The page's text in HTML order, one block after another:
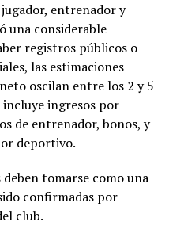
entrenador y
una considerable
registros públicos o
las estimaciones
oscilan entre los 2 y 5
ingresos por
de entrenador, bonos, y
deportivo.
deben tomarse como una
confirmadas por
club.